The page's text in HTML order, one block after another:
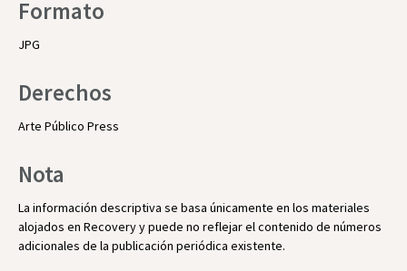
Formato
JPG
Derechos
Arte Público Press
Nota
La información descriptiva se basa únicamente en los materiales
alojados en Recovery y puede no reflejar el contenido de números
adicionales de la publicación periódica existente.